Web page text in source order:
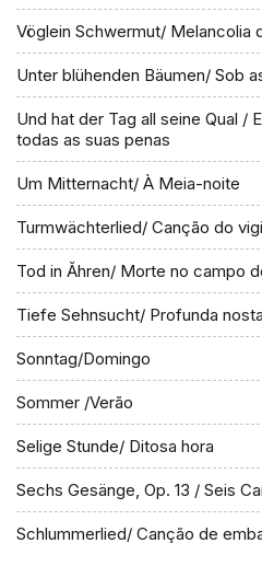
Vöglein Schwermut/ Melancolia
Unter blühenden Bäumen/ Sob
Und hat der Tag all seine Qual /
todas as suas penas
Um Mitternacht/ À Meia-noite
Turmwächterlied/ Canção do
Tod in Ăhren/ Morte no campo
Tiefe Sehnsucht/ Profunda
Sonntag/Domingo
Sommer /Verão
Selige Stunde/ Ditosa hora
Sechs Gesänge, Op. 13 / Seis
Schlummerlied/ Canção de